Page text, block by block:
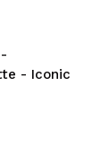
- Iconic